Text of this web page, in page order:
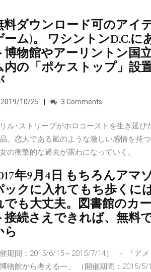
料ダウンロード可のアイ
ーム)。 ワシントンD.C.
博物館やアーリントン国
内の「ポケストップ」設
2019/10/25 3 Comments
ル･ストリープがホロコーストを生き延
。恋人である嵐のような激しい感情を持
の衝撃的な過去が露わになっていく。
年9月4日 もちろんア
ックに入れてもち歩くに
でも大丈夫。図書館のカ
接続さえできれば、無料
ら
期間：2015/6/15～2015/7/14）. ・ 「ア
博物館から考える―」 （開催期間：2015/